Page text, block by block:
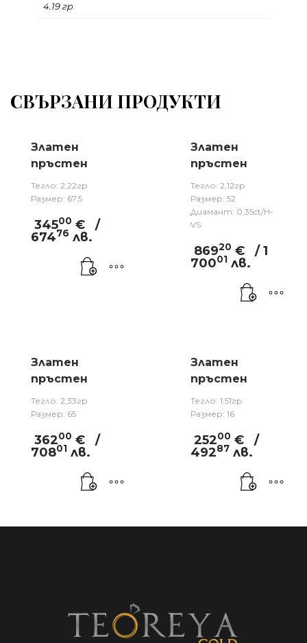
4.19 гр
СВЪРЗАНИ ПРОДУКТИ
Златен
пръстен
Тегло: 2,22гр
Размер: 67,5
34500 €
/
67476 лв.
Златен
пръстен
Тегло: 2,12гр
Размер: 52
Диамант: 0,35ct/H-
VS
86920 €
/ 1
70001лв.
Златен
пръстен
Тегло: 2,33гр
Размер: 65
36200 €
/
70801 лв.
Златен
пръстен
Тегло: 1.51гр
Размер: 16
25200 €
/
49287 лв.